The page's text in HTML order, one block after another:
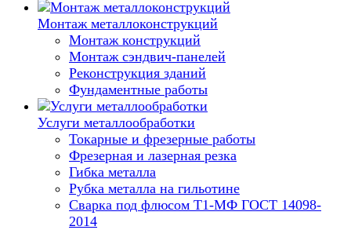
Монтаж металлоконструкций
Монтаж конструкций
Монтаж сэндвич-панелей
Реконструкция зданий
Фундаментные работы
Услуги металлообработки
Токарные и фрезерные работы
Фрезерная и лазерная резка
Гибка металла
Рубка металла на гильотине
Сварка под флюсом Т1-МФ ГОСТ 14098-
2014